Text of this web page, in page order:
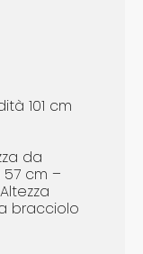
101 cm
da
cm –
bracciolo